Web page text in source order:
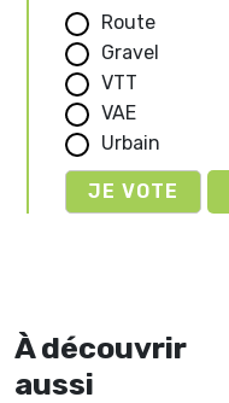
Route
Gravel
VTT
VAE
Urbain
À découvrir
aussi